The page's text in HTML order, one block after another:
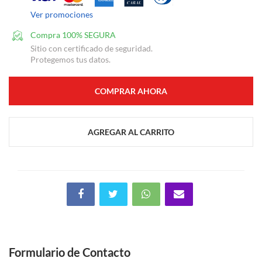
Ver promociones
Compra 100% SEGURA
Sitio con certificado de seguridad.
Protegemos tus datos.
COMPRAR AHORA
AGREGAR AL CARRITO
Formulario de Contacto